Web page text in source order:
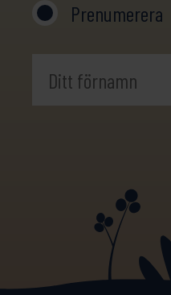
Prenumerera